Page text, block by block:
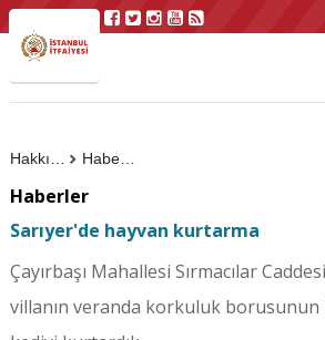
Haberler
Haberler
Sarıyer'de hayvan kurtarma
Çayırbaşı Mahallesi Sırmacılar
villanın veranda korkuluk borusunun